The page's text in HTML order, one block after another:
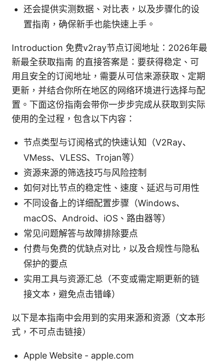
还会提供实测数据、对比表，以及步骤化的设
置指南，确保新手也能快速上手。
Introduction 免费v2ray节点订阅地址：2026年最
新最全获取指南 的直接答案是：要获得稳定、可
用且安全的订阅地址，需要从可信来源获取、定期
更新，并结合你所在地区的网络环境进行选择与配
置。下面这份指南会带你一步步完成从获取到实际
使用的全过程，包含以下内容：
节点类型与订阅格式的快速认知（V2Ray、
VMess、VLESS、Trojan等）
资源来源的筛选技巧与风险控制
如何对比节点的稳定性、速度、延迟与可用性
不同设备上的详细配置步骤（Windows、
macOS、Android、iOS、路由器等）
常见问题解答与故障排除要点
付费与免费的优缺点对比，以及合规性与隐私
保护的要点
实用工具与资源汇总（不变或需定期更新的链
接文本，避免点击错峰）
以下是本指南中会用到的实用来源和资源（文本形
式，不可点击链接）
Apple Website - apple.com